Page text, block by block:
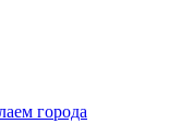
города